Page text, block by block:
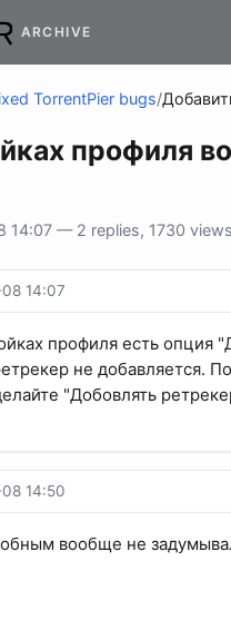
ARCHIVE
TorrentPier bugs/
профиля
14:07 — 2 replies, 1730 views
14:07
профиля есть опция
не добавляется.
"Добовлять
14:50
вообще не